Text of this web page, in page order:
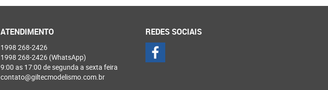
ATENDIMENTO
1998 268-2426
1998 268-2426 (WhatsApp)
9:00 as 17:00 de segunda a sexta feira
contato@giltecmodelismo.com.br
REDES SOCIAIS